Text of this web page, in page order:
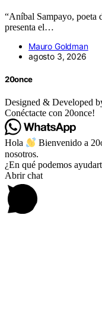
“Aníbal Sampayo, poeta
presenta el…
Mauro Goldman
agosto 3, 2026
20once
Designed & Developed
Conéctacte con 20once!
Hola
Bienvenido a
nosotros.
¿En qué podemos
Abrir chat